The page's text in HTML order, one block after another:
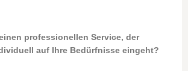
professionellen Service, der
auf Ihre Bedürfnisse eingeht?